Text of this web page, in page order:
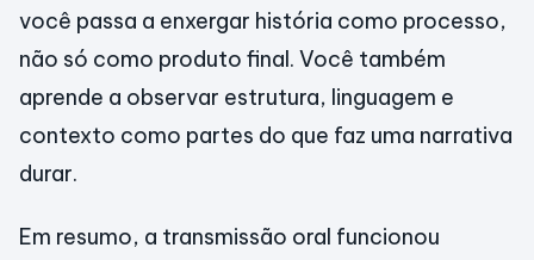
você passa a enxergar história como processo,
não só como produto final. Você também
aprende a observar estrutura, linguagem e
contexto como partes do que faz uma narrativa
durar.
Em resumo, a transmissão oral funcionou